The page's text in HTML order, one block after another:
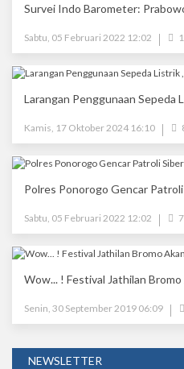
Survei Indo Barometer:
Sabtu, 05 Februari 2022 12:02
Larangan Penggunaan Sepeda
Kamis, 17 Oktober 2024 16:10
Polres Ponorogo Gencar
Sabtu, 05 Februari 2022 12:02
Wow... ! Festival Jathilan
Senin, 30 September 2019 06:09
NEWSLETTER